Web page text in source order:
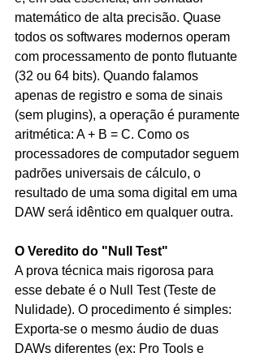
matemático de alta precisão. Quase
todos os softwares modernos operam
com processamento de ponto flutuante
(32 ou 64 bits). Quando falamos
apenas de registro e soma de sinais
(sem plugins), a operação é puramente
aritmética: A + B = C. Como os
processadores de computador seguem
padrões universais de cálculo, o
resultado de uma soma digital em uma
DAW será idêntico em qualquer outra.
O Veredito do "Null Test"
A prova técnica mais rigorosa para
esse debate é o Null Test (Teste de
Nulidade). O procedimento é simples:
Exporta-se o mesmo áudio de duas
DAWs diferentes (ex: Pro Tools e